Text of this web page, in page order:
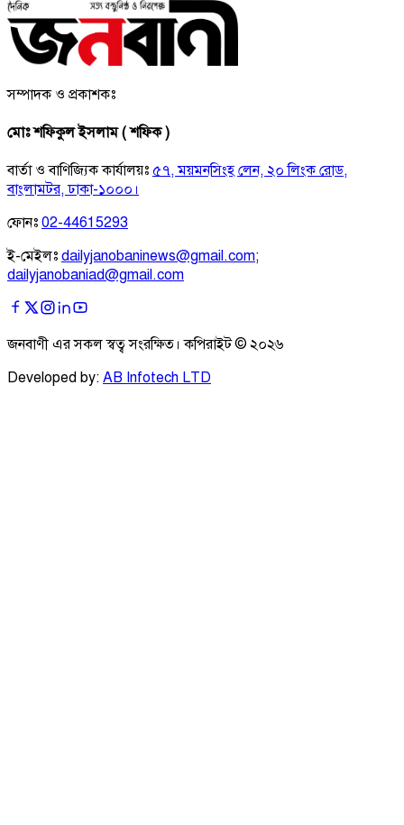
সম্পাদক ও প্রকাশকঃ
মোঃ শফিকুল ইসলাম ( শফিক )
বার্তা ও বাণিজ্যিক কার্যালয়ঃ ৫৭, ময়মনসিংহ লেন, ২০ লিংক রোড,
বাংলামটর, ঢাকা-১০০০।
ফোনঃ 02-44615293
ই-মেইলঃ dailyjanobaninews@gmail.com;
dailyjanobaniad@gmail.com
জনবাণী এর সকল স্বত্ব সংরক্ষিত। কপিরাইট © ২০২৬
Developed by: AB Infotech LTD